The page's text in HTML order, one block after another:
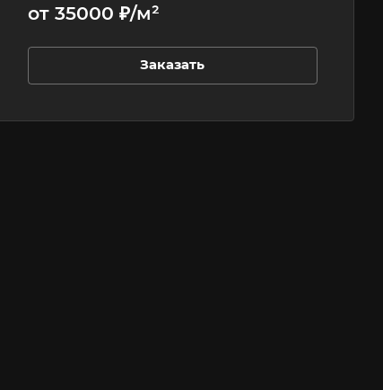
от 35000 ₽/м²
Заказать